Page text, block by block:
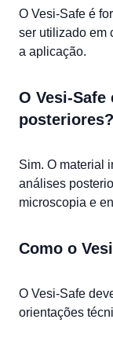
O Vesi-Safe é
ser utilizado em
a aplicação.
O Vesi-
posteriores?
Sim. O material
análises
microscopia e
Como o
O Vesi-Safe
orientações